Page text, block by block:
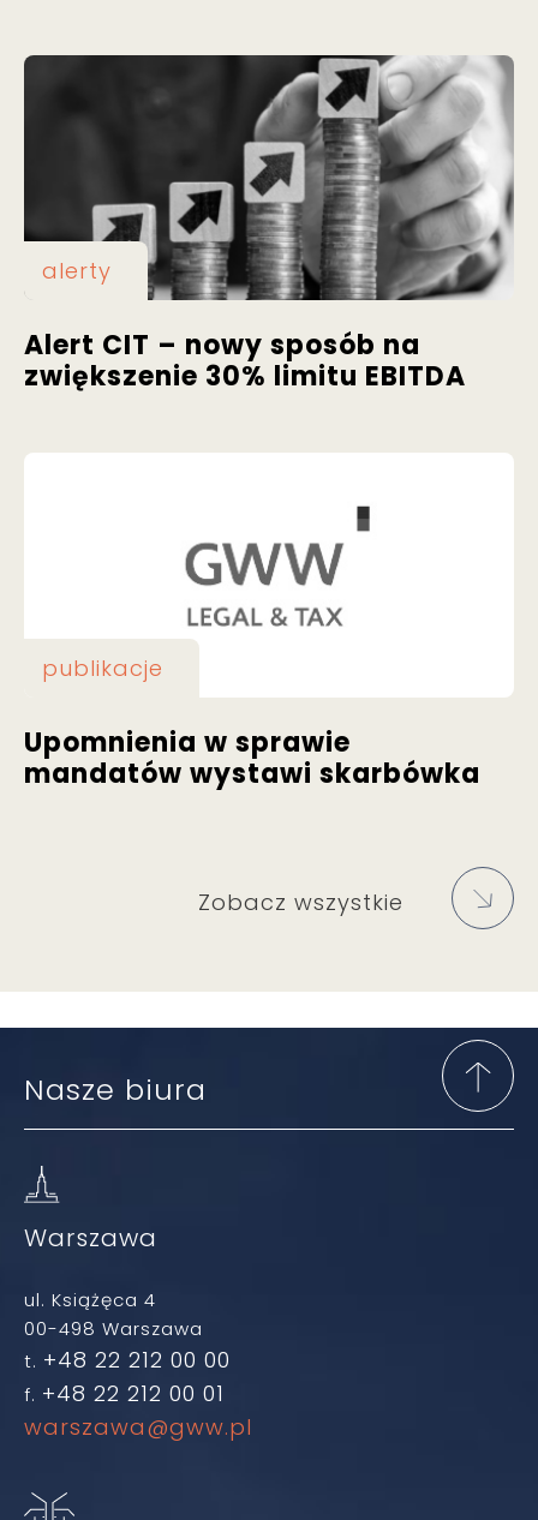
alerty
Alert CIT – nowy sposób na
zwiększenie 30% limitu EBITDA
publikacje
Upomnienia w sprawie
mandatów wystawi skarbówka
Zobacz wszystkie
Nasze biura
Warszawa
ul. Książęca 4
00-498 Warszawa
t. +48 22 212 00 00
f. +48 22 212 00 01
warszawa@gww.pl